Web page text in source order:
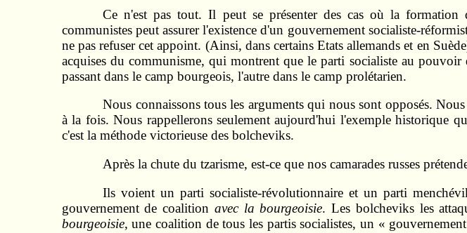
Ce n'est pas tout. Il peut se présenter des cas où la
communistes peut assurer l'existence d'un gouvernement socialiste-
ne pas refuser cet appoint. (Ainsi, dans certains Etats allemands et en
acquises du communisme, qui montrent que le parti socialiste au
passant dans le camp bourgeois, l'autre dans le camp prolétarien.
Nous connaissons tous les arguments qui nous sont opposés.
à la fois. Nous rappellerons seulement aujourd'hui l'exemple historique
c'est la méthode victorieuse des bolcheviks.
Après la chute du tzarisme, est-ce que nos camarades russes
Ils voient un parti socialiste-révolutionnaire et un parti
gouvernement de coalition avec la bourgeoisie. Les bolcheviks les
bourgeoisie, une coalition de tous les partis socialistes, un «